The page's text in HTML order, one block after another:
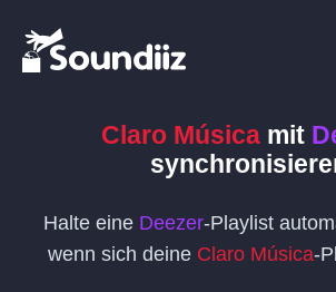
Claro Música mit
Halte eine Deezer-Playlist
wenn sich deine Claro Música-